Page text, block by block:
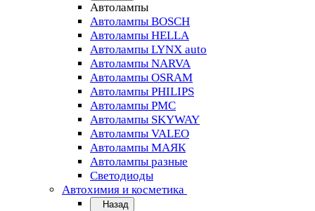
Автолампы
Автолампы BOSCH
Автолампы HELLA
Автолампы LYNX auto
Автолампы NARVA
Автолампы OSRAM
Автолампы PHILIPS
Автолампы PMC
Автолампы SKYWAY
Автолампы VALEO
Автолампы МАЯК
Автолампы разные
Светодиоды
Автохимия и косметика
Назад